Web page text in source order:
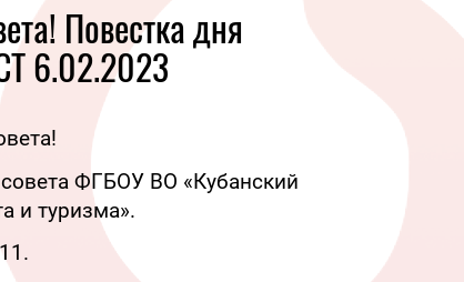
Повестка дня
6.02.2023
ФГБОУ ВО «Кубанский
и туризма».